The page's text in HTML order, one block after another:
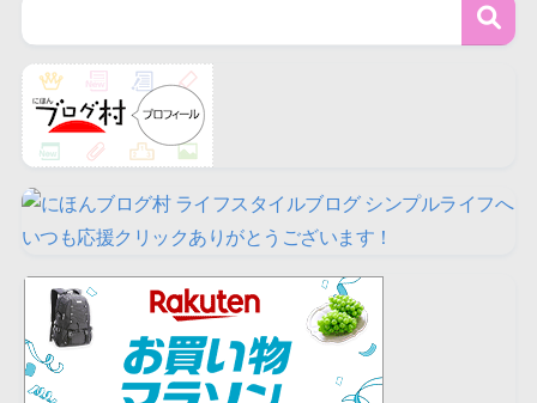
いつも応援クリックありがとうございます！